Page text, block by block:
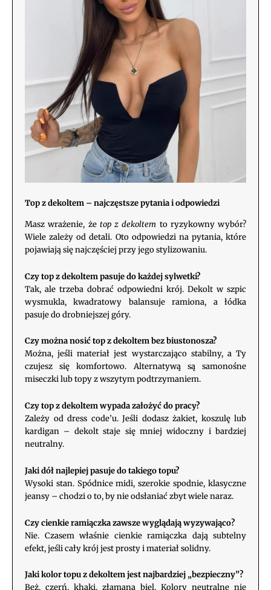
Top z dekoltem – najczęstsze pytania i odpowiedzi
Masz wrażenie, że top z dekoltem to ryzykowny wybór?
Wiele zależy od detali. Oto odpowiedzi na pytania, które
pojawiają się najczęściej przy jego stylizowaniu.
Czy top z dekoltem pasuje do każdej sylwetki?
Tak, ale trzeba dobrać odpowiedni krój. Dekolt w szpic
wysmukla, kwadratowy balansuje ramiona, a łódka
pasuje do drobniejszej góry.
Czy można nosić top z dekoltem bez biustonosza?
Można, jeśli materiał jest wystarczająco stabilny, a Ty
czujesz się komfortowo. Alternatywą są samonośne
miseczki lub topy z wszytym podtrzymaniem.
Czy top z dekoltem wypada założyć do pracy?
Zależy od dress code’u. Jeśli dodasz żakiet, koszulę lub
kardigan – dekolt staje się mniej widoczny i bardziej
neutralny.
Jaki dół najlepiej pasuje do takiego topu?
Wysoki stan. Spódnice midi, szerokie spodnie, klasyczne
jeansy – chodzi o to, by nie odsłaniać zbyt wiele naraz.
Czy cienkie ramiączka zawsze wyglądają wyzywająco?
Nie. Czasem właśnie cienkie ramiączka dają subtelny
efekt, jeśli cały krój jest prosty i materiał solidny.
Jaki kolor topu z dekoltem jest najbardziej „bezpieczny”?
Beż, czerń, khaki, złamana biel. Kolory neutralne nie